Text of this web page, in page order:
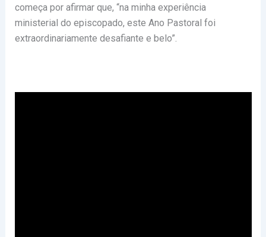
começa por afirmar que, “na minha experiência
ministerial do episcopado, este Ano Pastoral foi
extraordinariamente desafiante e belo”.